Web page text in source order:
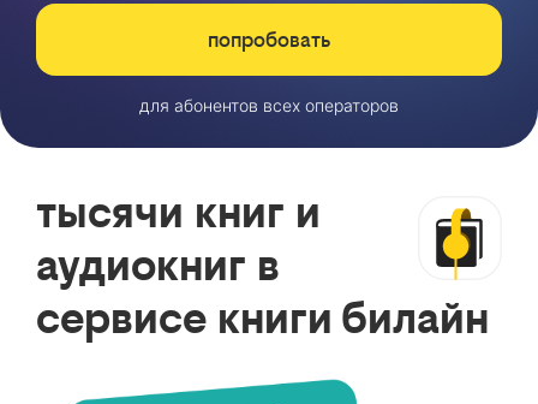
попробовать
для абонентов всех операторов
тысячи книг и
аудиокниг в
сервисе книги билайн